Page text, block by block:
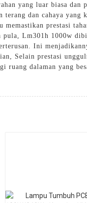
yang luar biasa dan
dan cahaya
prestasi
pula, Lm301h 1000w
Ini
Selain prestasi
ruang dalaman yang